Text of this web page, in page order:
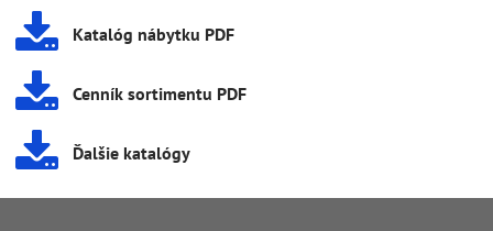
Katalóg nábytku PDF
Cenník sortimentu PDF
Ďalšie katalógy